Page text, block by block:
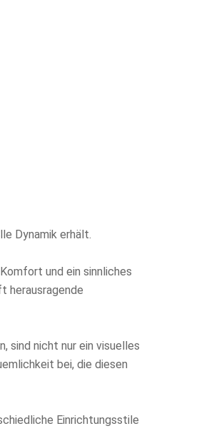
Dynamik erhält.
und ein sinnliches
herausragende
sind nicht nur ein visuelles
bei, die diesen
Einrichtungsstile